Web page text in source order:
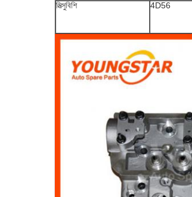
মিত্সুবিশি
4D56